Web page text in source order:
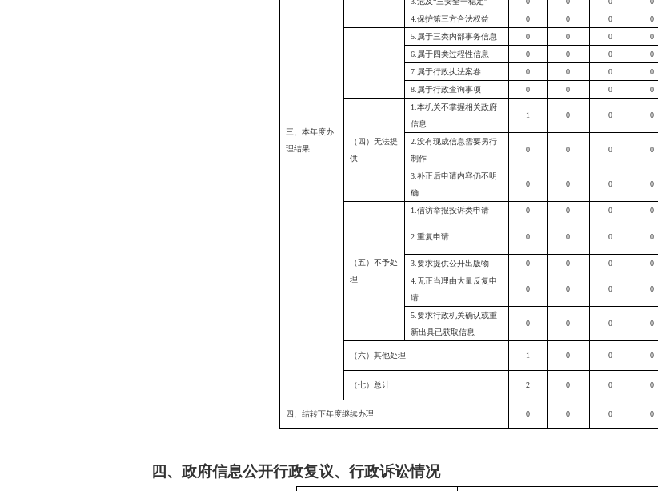
三、本年度办
理结果
4.保护第三方合法权益
0 0 0 0
5.属于三类内部事务信息
0 0 0 0
6.属于四类过程性信息
0 0 0 0
7.属于行政执法案卷
0 0 0 0
8.属于行政查询事项
0 0 0 0
（四）无法提
供
1.本机关不掌握相关政府
信息
1 0 0 0
2.没有现成信息需要另行
制作
0 0 0 0
3.补正后申请内容仍不明
确
0 0 0 0
（五）不予处
理
1.信访举报投诉类申请 0 0 0 0
2.重复申请 0 0 0 0
3.要求提供公开出版物 0 0 0 0
4.无正当理由大量反复申
请
0 0 0 0
5.要求行政机关确认或重
新出具已获取信息
0 0 0 0
（六）其他处理 1 0 0 0
（七）总计 2 0 0 0
四、结转下年度继续办理 0 0 0 0
四、政府信息公开行政复议、行政诉讼情况